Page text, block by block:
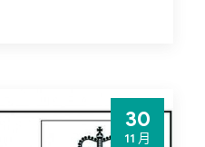
30
11 月